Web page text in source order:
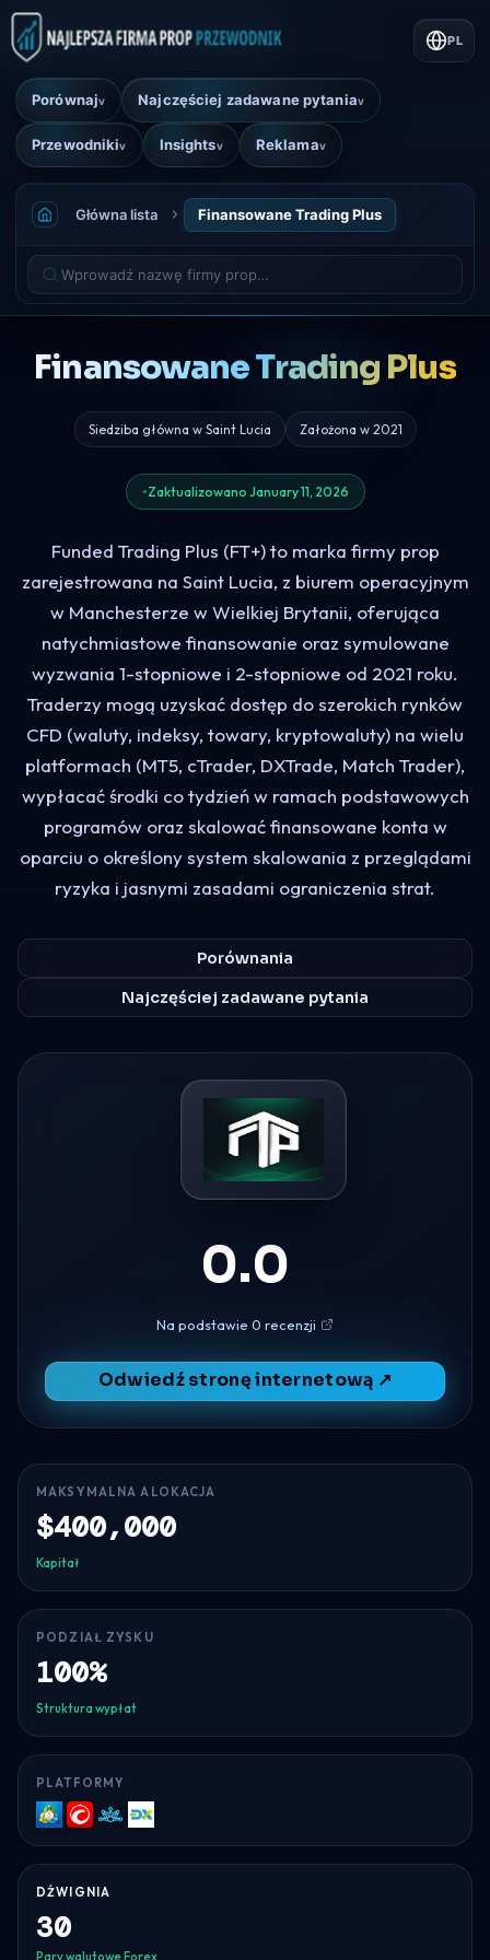
Porównajv Najczęściej zadawane pytaniav
Przewodnikiv Insightsv Reklamav
PL
Główna lista Finansowane Trading Plus
Finansowane Trading Plus
Siedziba główna w Saint Lucia Założona w 2021
Zaktualizowano January 11, 2026
Funded Trading Plus (FT+) to marka firmy prop
zarejestrowana na Saint Lucia, z biurem operacyjnym
w Manchesterze w Wielkiej Brytanii, oferująca
natychmiastowe finansowanie oraz symulowane
wyzwania 1-stopniowe i 2-stopniowe od 2021 roku.
Traderzy mogą uzyskać dostęp do szerokich rynków
CFD (waluty, indeksy, towary, kryptowaluty) na wielu
platformach (MT5, cTrader, DXTrade, Match Trader),
wypłacać środki co tydzień w ramach podstawowych
programów oraz skalować finansowane konta w
oparciu o określony system skalowania z przeglądami
ryzyka i jasnymi zasadami ograniczenia strat.
Porównania
Najczęściej zadawane pytania
0.0
Na podstawie 0 recenzji
Odwiedź stronę internetową ↗
MAKSYMALNA ALOKACJA
$400,000
Kapitał
PODZIAŁ ZYSKU
100%
Struktura wypłat
PLATFORMY
MT5cTrader
Match-
Trader
DXtrade
DŹWIGNIA
30
Pary walutowe Forex